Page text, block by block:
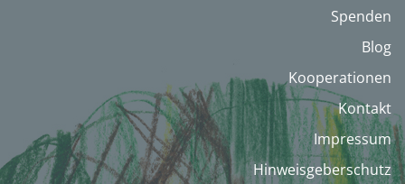
Spenden
Blog
Kooperationen
Kontakt
Impressum
Hinweisgeberschutz